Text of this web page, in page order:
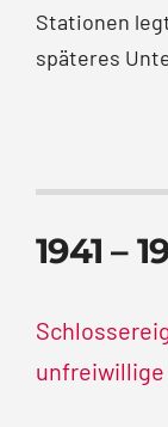
Stationen
späteres
1941 –